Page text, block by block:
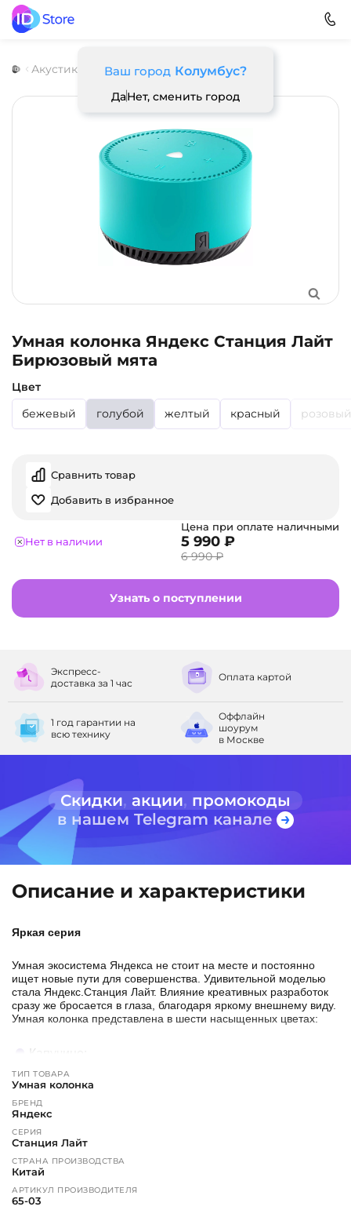
Ваш город Колумбус?
ДаНет, сменить город
Акустика Яндекс Станция Лайт
Умная колонка Яндекс Станция Лайт
Бирюзовый мята
Цвет
бежевый
голубой желтый красный розовый
Сравнить товар
Добавить в избранное
Нет в наличии
Цена при оплате наличными
5 990 ₽
6 990 ₽
Узнать о поступлении
Экспресс-
доставка за 1 час Оплата картой
1 год гарантии на
всю технику
Оффлайн
шоурум
в Москве
Скидки, акции, промокоды
в нашем Telegram канале
Описание и характеристики
Яркая серия
Умная экосистема Яндекса не стоит на месте и постоянно
ищет новые пути для совершенства. Удивительной моделью
стала Яндекс.Станция Лайт. Влияние креативных разработок
сразу же бросается в глаза, благодаря яркому внешнему виду.
Умная колонка представлена в шести насыщенных цветах:
Капучино;
Лимон;
Мята;
Ультрафиолет;
Фламинго;
ТИП ТОВАРА
Умная колонка
БРЕНД
Яндекс
СЕРИЯ
Станция Лайт
СТРАНА ПРОИЗВОДСТВА
Китай
АРТИКУЛ ПРОИЗВОДИТЕЛЯ
65-03